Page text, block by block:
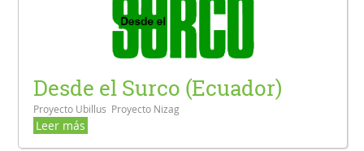
Desde el Surco (Ecuador)
Proyecto Ubillus Proyecto Nizag
Leer más